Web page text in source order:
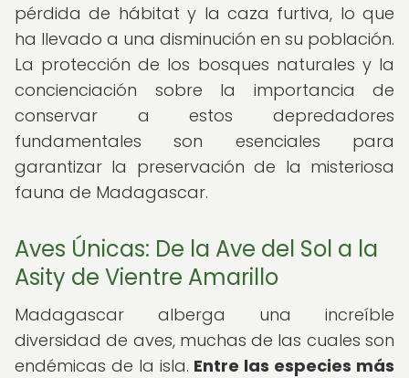
pérdida de hábitat y la caza furtiva, lo que
ha llevado a una disminución en su población.
La protección de los bosques naturales y la
concienciación sobre la importancia de
conservar a estos depredadores
fundamentales son esenciales para
garantizar la preservación de la misteriosa
fauna de Madagascar.
Aves Únicas: De la Ave del Sol a la
Asity de Vientre Amarillo
Madagascar alberga una increíble
diversidad de aves, muchas de las cuales son
endémicas de la isla. Entre las especies más